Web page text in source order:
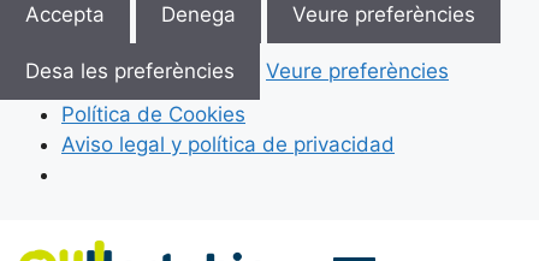
Accepta Denega Veure preferències
Desa les preferències
Veure preferències
Política de Cookies
Aviso legal y política de privacidad